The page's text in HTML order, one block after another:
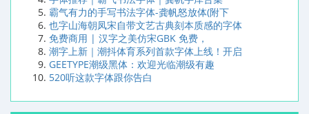
霸气有力的手写书法字体-龚帆怒放体(附下
也字山海朝凤宋自带文艺古典刻本质感的字体
免费商用 | 汉字之美仿宋GBK 免费，
潮字上新｜潮抖体育系列首款字体上线！开启
GEETYPE潮级黑体：欢迎光临潮级有趣
520听这款字体跟你告白